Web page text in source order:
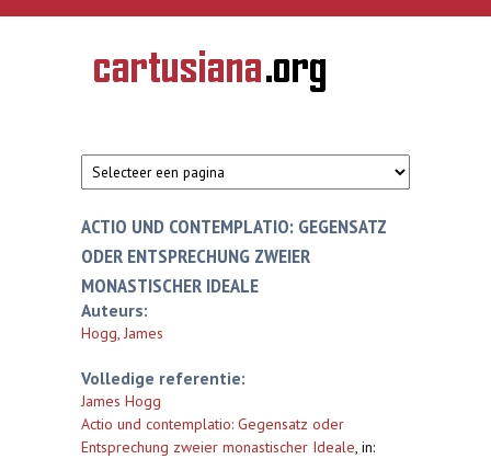
Overslaan en naar de inhoud gaan
CARTUSIANA
Geschiedenis
van de
ACTIO UND CONTEMPLATIO: GEGENSATZ
ODER ENTSPRECHUNG ZWEIER
MONASTISCHER IDEALE
Auteurs:
Hogg, James
Volledige referentie:
James Hogg
Actio und contemplatio: Gegensatz oder
Entsprechung zweier monastischer Ideale, in: